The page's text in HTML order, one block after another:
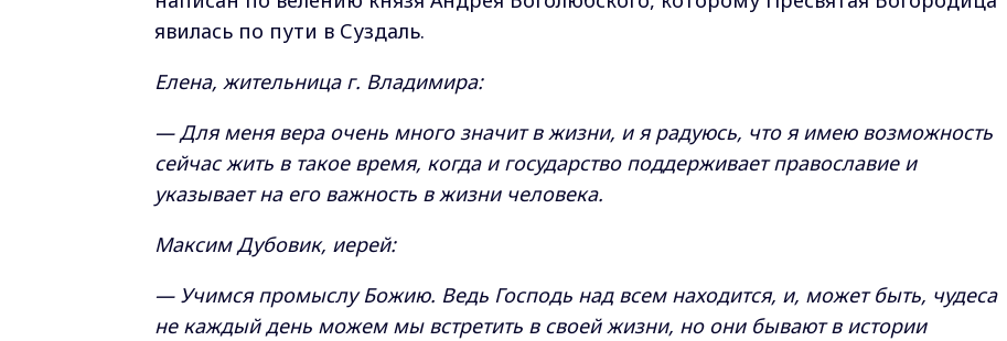
явилась по пути в Суздаль.
Елена, жительница г. Владимира:
— Для меня вера очень много значит в жизни, и я радуюсь, что я имею возможность
сейчас жить в такое время, когда и государство поддерживает православие и
указывает на его важность в жизни человека.
Максим Дубовик, иерей:
— Учимся промыслу Божию. Ведь Господь над всем находится, и, может быть, чудеса
не каждый день можем мы встретить в своей жизни, но они бывают в истории